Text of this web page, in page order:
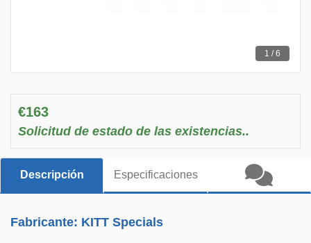
1 / 6
€163
Solicitud de estado de las existencias..
Descripción Especificaciones
Fabricante: KITT Specials